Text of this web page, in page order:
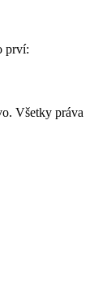
prví:
Všetky práva